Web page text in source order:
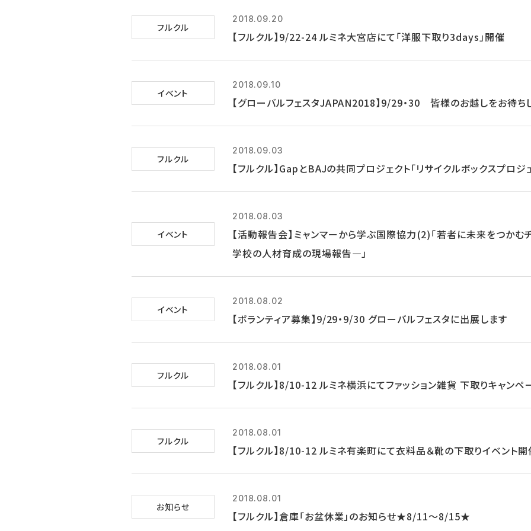
フルクル
2018.09.20
【フルクル】9/22-24 ルミネ大宮店にて「洋服下取り3days」開催
イベント
2018.09.10
【グローバルフェスタJAPAN2018】9/29・30 皆様のお越しをお待ち
フルクル
2018.09.03
【フルクル】GapとBAJの共同プロジェクト「リサイクルボックスプロジ
イベント
2018.08.03
【活動報告会】ミャンマーから学ぶ国際協力(2)「若者に未来をつか
学校の人材育成の現場報告―」
イベント
2018.08.02
【ボランティア募集】9/29・9/30 グローバルフェスタに出展します
フルクル
2018.08.01
【フルクル】8/10-12 ルミネ横浜にてファッション雑貨 下取りキャンペ
フルクル
2018.08.01
【フルクル】8/10-12 ルミネ有楽町にて衣料品＆靴の下取りイベント開
お知らせ
2018.08.01
【フルクル】倉庫「お盆休業」のお知らせ★8/11～8/15★